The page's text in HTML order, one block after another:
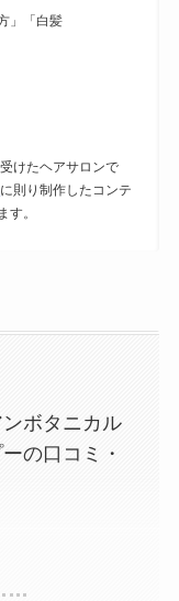
」「白髪
けたヘアサロンで
に則り制作したコンテ
す。
ボタニカル
の口コミ・